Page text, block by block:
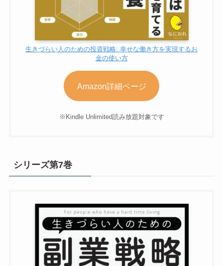
生きづらい人のための投資戦略: 幸せな働き方を実現するお
金の使い方
Amazon詳細ページ
※Kindle Unlimited読み放題対象です
シリーズ第7巻